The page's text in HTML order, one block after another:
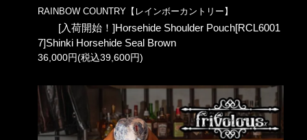
RAINBOW COUNTRY【レインボーカントリー】
[入荷開始！]Horsehide Shoulder Pouch[RCL6001
7]Shinki Horsehide Seal Brown
36,000円(税込39,600円)